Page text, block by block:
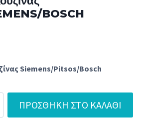
BOSCH
Siemens/Pitsos/Bosch
ΠΡΟΣΘΉΚΗ ΣΤΟ ΚΑΛΆΘΙ